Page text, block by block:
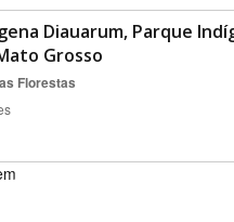
Diauarum, Parque
Grosso
Florestas